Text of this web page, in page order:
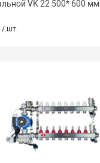
VK 22 500* 600 мм
/ шт.